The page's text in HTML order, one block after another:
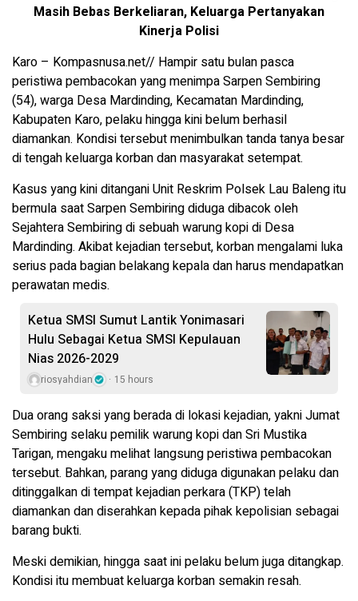
Masih Bebas Berkeliaran, Keluarga Pertanyakan
Kinerja Polisi
Karo – Kompasnusa.net// Hampir satu bulan pasca
peristiwa pembacokan yang menimpa Sarpen Sembiring
(54), warga Desa Mardinding, Kecamatan Mardinding,
Kabupaten Karo, pelaku hingga kini belum berhasil
diamankan. Kondisi tersebut menimbulkan tanda tanya besar
di tengah keluarga korban dan masyarakat setempat.
Kasus yang kini ditangani Unit Reskrim Polsek Lau Baleng itu
bermula saat Sarpen Sembiring diduga dibacok oleh
Sejahtera Sembiring di sebuah warung kopi di Desa
Mardinding. Akibat kejadian tersebut, korban mengalami luka
serius pada bagian belakang kepala dan harus mendapatkan
perawatan medis.
Ketua SMSI Sumut Lantik Yonimasari
Hulu Sebagai Ketua SMSI Kepulauan
Nias 2026-2029
riosyahdian 15 hours
Dua orang saksi yang berada di lokasi kejadian, yakni Jumat
Sembiring selaku pemilik warung kopi dan Sri Mustika
Tarigan, mengaku melihat langsung peristiwa pembacokan
tersebut. Bahkan, parang yang diduga digunakan pelaku dan
ditinggalkan di tempat kejadian perkara (TKP) telah
diamankan dan diserahkan kepada pihak kepolisian sebagai
barang bukti.
Meski demikian, hingga saat ini pelaku belum juga ditangkap.
Kondisi itu membuat keluarga korban semakin resah.